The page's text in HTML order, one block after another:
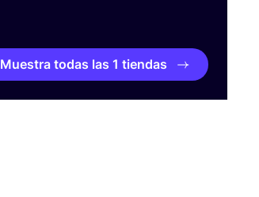
Muestra todas las 1 tiendas